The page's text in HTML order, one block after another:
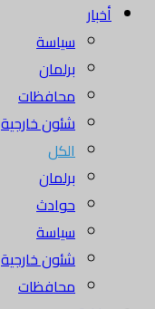
أخبار
سياسة
برلمان
محافظات
شئون خارجية
الكل
برلمان
حوادث
سياسة
شئون خارجية
محافظات